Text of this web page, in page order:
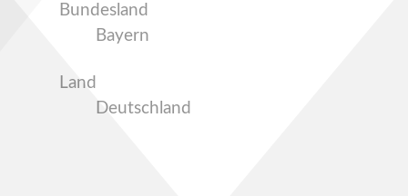
Bundesland
Bayern
Land
Deutschland